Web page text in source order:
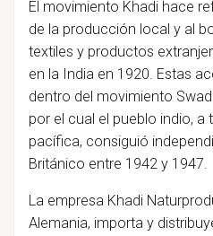
El movimiento Khadi hace
de la producción local y al
textiles y productos
en la India en 1920. Estas
dentro del movimiento
por el cual el pueblo indio, a
pacífica, consiguió
Británico entre 1942 y 1947.
La empresa Khadi
Alemania, importa y